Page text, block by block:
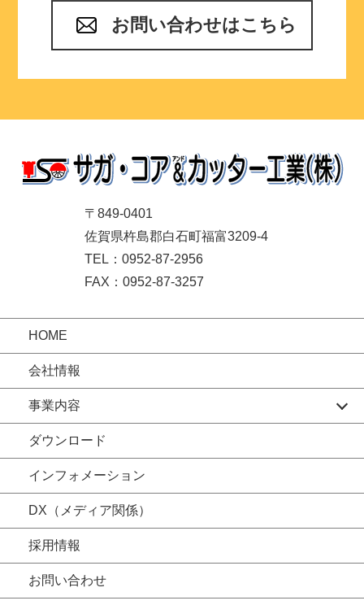
お問い合わせはこちら
〒849-0401
佐賀県杵島郡白石町福富3209-4
TEL：0952-87-2956
FAX：0952-87-3257
HOME
会社情報
事業内容
ダウンロード
インフォメーション
DX（メディア関係）
採用情報
お問い合わせ